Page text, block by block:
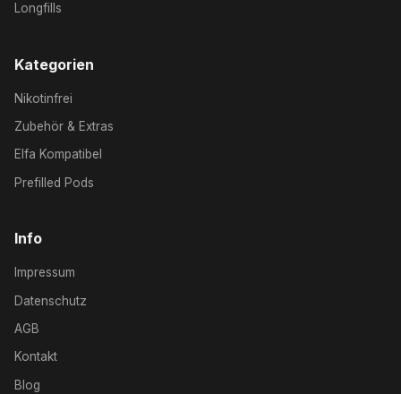
Longfills
Kategorien
Nikotinfrei
Zubehör & Extras
Elfa Kompatibel
Prefilled Pods
Info
Impressum
Datenschutz
AGB
Kontakt
Blog